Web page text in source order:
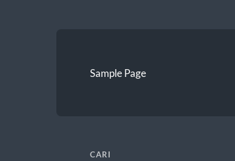
Sample Page
CARI